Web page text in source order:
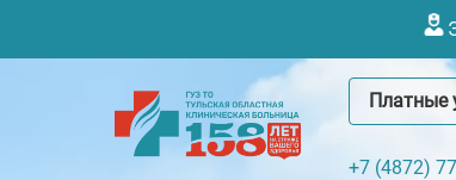
Платные
+7 (4872)